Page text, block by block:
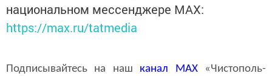
национальном мессенджере MАХ:
https://max.ru/tatmedia
Подписывайтесь на наш канал MAX«Чистополь-